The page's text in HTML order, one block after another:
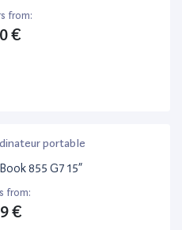
from:
€
portable
855 G7 15”
from:
€